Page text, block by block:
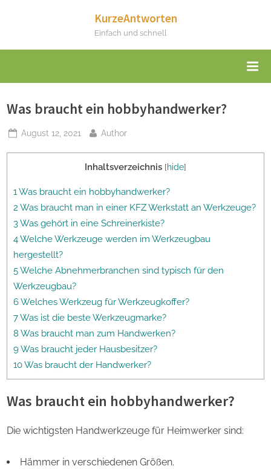
KurzeAntworten
Einfach und schnell
Was braucht ein hobbyhandwerker?
Posted
August 12, 2021 By
Author
Inhaltsverzeichnis [hide]
1 Was braucht ein hobbyhandwerker?
2 Was braucht man in einer KFZ Werkstatt an Werkzeuge?
3 Was gehört in eine Schreinerkiste?
4 Welche Werkzeuge werden im Werkzeugbau
hergestellt?
5 Welche Abnehmerbranchen sind typisch für den
Werkzeugbau?
6 Welches Werkzeug für Werkzeugkoffer?
7 Was ist die beste Werkzeugmarke?
8 Was braucht man zum Handwerken?
9 Was braucht jeder Hausbesitzer?
10 Was braucht der Handwerker?
Was braucht ein hobbyhandwerker?
Die wichtigsten Handwerkzeuge für Heimwerker sind:
Hämmer in verschiedenen Größen.